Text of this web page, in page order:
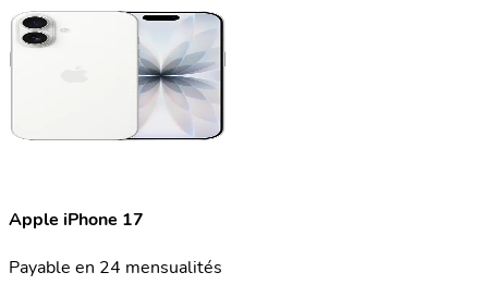
Apple iPhone 17
Payable en 24 mensualités